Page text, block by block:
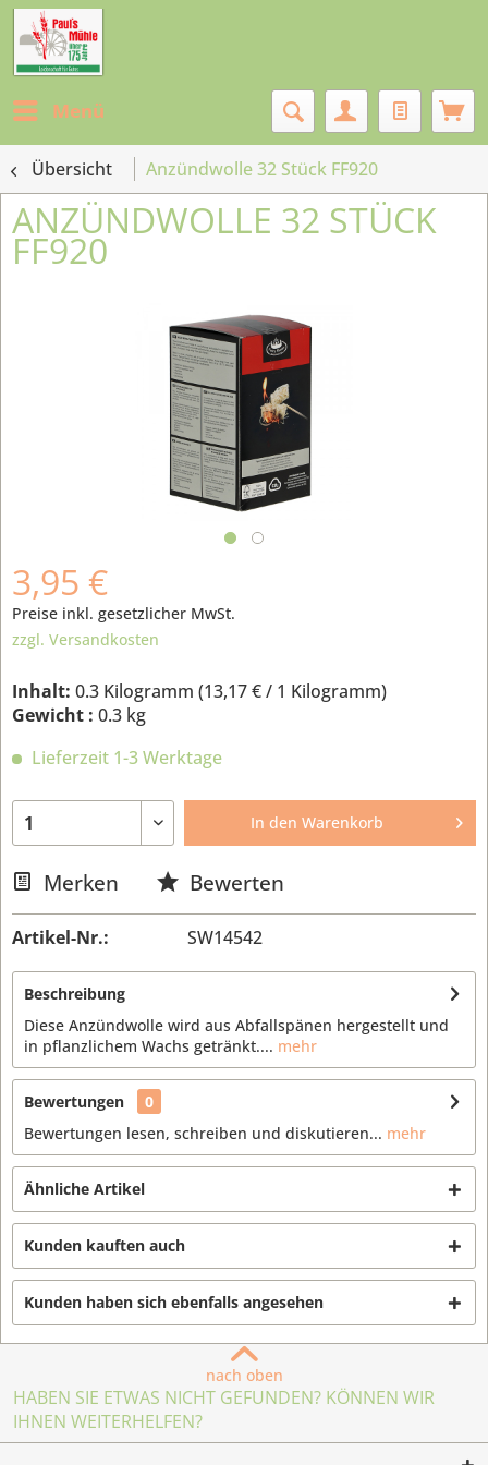
Menü
Übersicht Anzündwolle 32 Stück FF920
ANZÜNDWOLLE 32 STÜCK
FF920
3,95 €
Preise inkl. gesetzlicher MwSt.
zzgl. Versandkosten
Inhalt: 0.3 Kilogramm (13,17 €/ 1 Kilogramm)
Gewicht : 0.3 kg
Lieferzeit 1-3 Werktage
In den Warenkorb
Merken Bewerten
Artikel-Nr.: SW14542
Beschreibung
Diese Anzündwolle wird aus Abfallspänen hergestellt und
in pflanzlichem Wachs getränkt.... mehr
Bewertungen
0
Bewertungen lesen, schreiben und diskutieren... mehr
Ähnliche Artikel
Kunden kauften auch
Kunden haben sich ebenfalls angesehen
nach oben
HABEN SIE ETWAS NICHT GEFUNDEN? KÖNNEN WIR
IHNEN WEITERHELFEN?